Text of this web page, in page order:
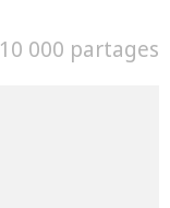
10 000 partages